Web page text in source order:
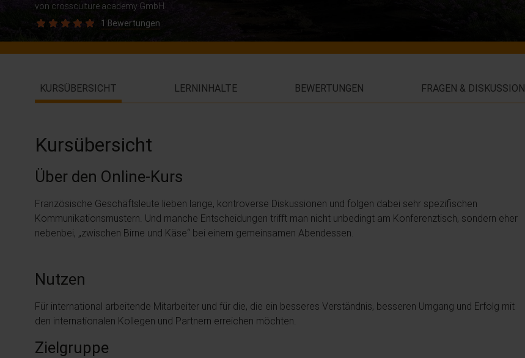
von crossculture academy GmbH
1 Bewertungen
KURSÜBERSICHT LERNINHALTE BEWERTUNGEN FRAGEN & DISKUSSION
Kursübersicht
Über den Online-Kurs
Französische Geschäftsleute lieben lange, kontroverse Diskussionen und folgen dabei sehr spezifischen
Kommunikationsmustern. Und manche Entscheidungen trifft man nicht unbedingt am Konferenztisch, sondern eher
nebenbei, „zwischen Birne und Käse“ bei einem gemeinsamen Abendessen.
Nutzen
Für international arbeitende Mitarbeiter und für die, die ein besseres Verständnis, besseren Umgang und Erfolg mit
den internationalen Kollegen und Partnern erreichen möchten.
Zielgruppe